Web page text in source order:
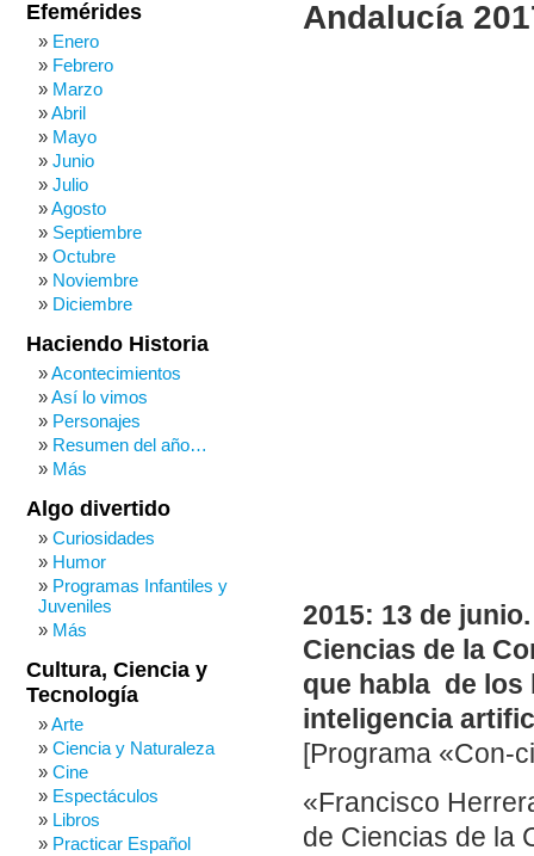
Andalucía
2015: 13 de
Ciencias de la
que habla de los
inteligencia
[Programa «Con-
«Francisco
de Ciencias de la
Efemérides
Enero
Febrero
Marzo
Abril
Mayo
Junio
Julio
Agosto
Septiembre
Octubre
Noviembre
Diciembre
Haciendo Historia
Acontecimientos
Así lo vimos
Personajes
Resumen del año…
Más
Algo divertido
Curiosidades
Humor
Programas Infantiles y
Juveniles
Más
Cultura, Ciencia y
Tecnología
Arte
Ciencia y Naturaleza
Cine
Espectáculos
Libros
Practicar Español